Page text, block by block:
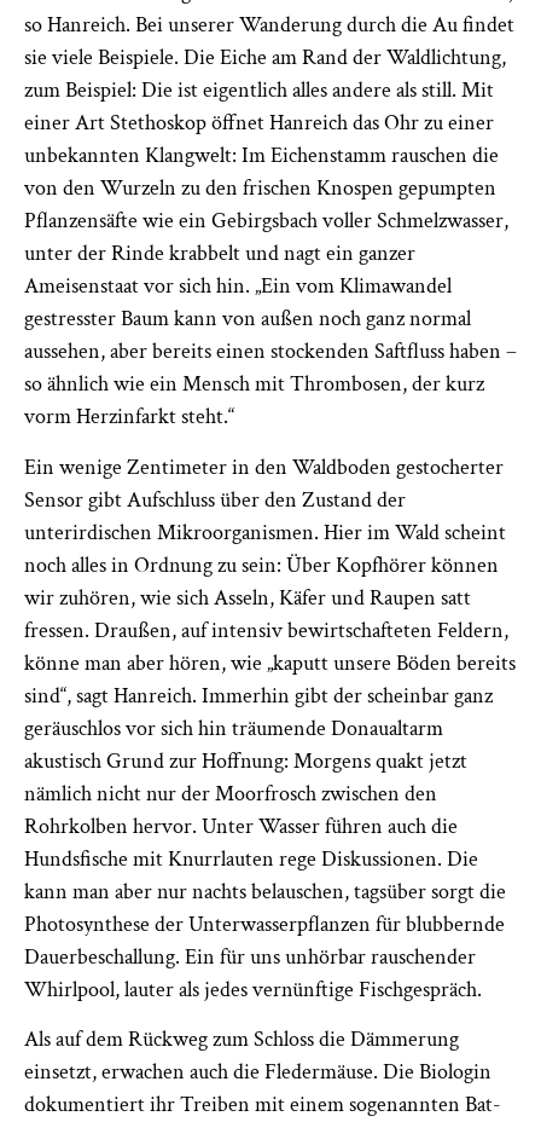
so Hanreich. Bei unserer Wanderung durch die Au findet
sie viele Beispiele. Die Eiche am Rand der Waldlichtung,
zum Beispiel: Die ist eigentlich alles andere als still. Mit
einer Art Stethoskop öffnet Hanreich das Ohr zu einer
unbekannten Klangwelt: Im Eichenstamm rauschen die
von den Wurzeln zu den frischen Knospen gepumpten
Pflanzensäfte wie ein Gebirgsbach voller Schmelzwasser,
unter der Rinde krabbelt und nagt ein ganzer
Ameisenstaat vor sich hin. „Ein vom Klimawandel
gestresster Baum kann von außen noch ganz normal
aussehen, aber bereits einen stockenden Saftfluss haben –
so ähnlich wie ein Mensch mit Thrombosen, der kurz
vorm Herzinfarkt steht.“
Ein wenige Zentimeter in den Waldboden gestocherter
Sensor gibt Aufschluss über den Zustand der
unterirdischen Mikroorganismen. Hier im Wald scheint
noch alles in Ordnung zu sein: Über Kopfhörer können
wir zuhören, wie sich Asseln, Käfer und Raupen satt
fressen. Draußen, auf intensiv bewirtschafteten Feldern,
könne man aber hören, wie „kaputt unsere Böden bereits
sind“, sagt Hanreich. Immerhin gibt der scheinbar ganz
geräuschlos vor sich hin träumende Donaualtarm
akustisch Grund zur Hoffnung: Morgens quakt jetzt
nämlich nicht nur der Moorfrosch zwischen den
Rohrkolben hervor. Unter Wasser führen auch die
Hundsfische mit Knurrlauten rege Diskussionen. Die
kann man aber nur nachts belauschen, tagsüber sorgt die
Photosynthese der Unterwasserpflanzen für blubbernde
Dauerbeschallung. Ein für uns unhörbar rauschender
Whirlpool, lauter als jedes vernünftige Fischgespräch.
Als auf dem Rückweg zum Schloss die Dämmerung
einsetzt, erwachen auch die Fledermäuse. Die Biologin
dokumentiert ihr Treiben mit einem sogenannten Bat-